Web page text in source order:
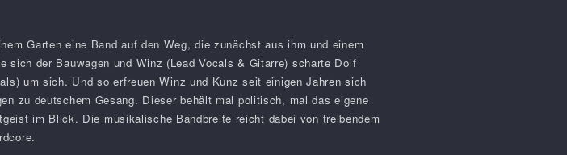
Garten eine Band auf den Weg, die zunächst aus ihm und einem
der Bauwagen und Winz (Lead Vocals & Gitarre) scharte Dolf
um sich. Und so erfreuen Winz und Kunz seit einigen Jahren sich
zu deutschem Gesang. Dieser behält mal politisch, mal das eigene
im Blick. Die musikalische Bandbreite reicht dabei von treibendem